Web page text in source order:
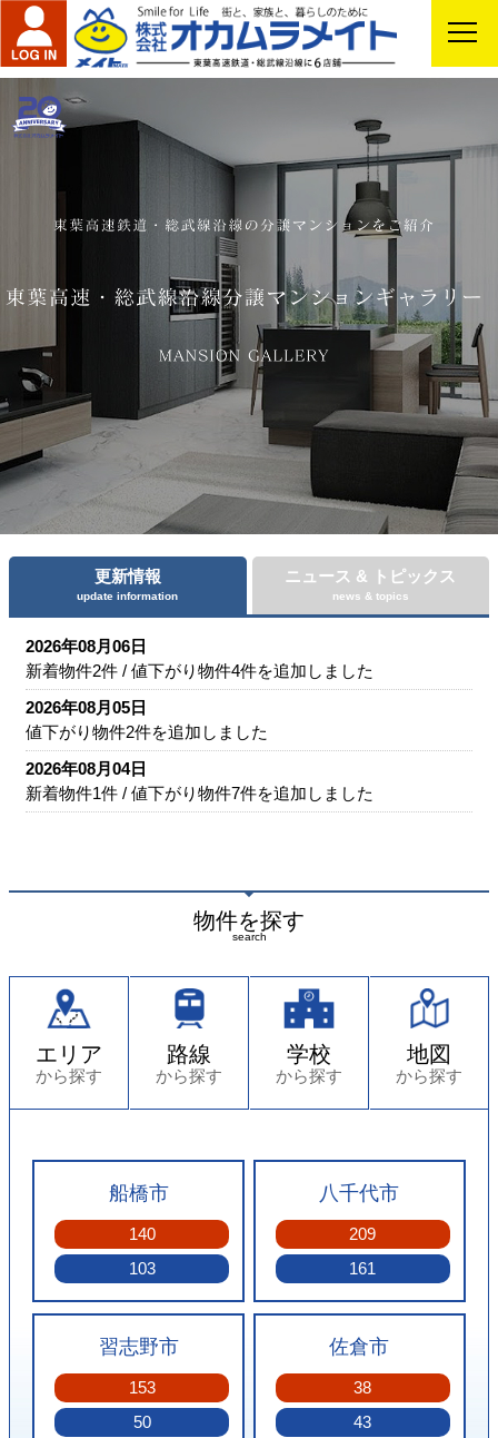
更新情報
update information
2026年08月06日
新着物件2件 / 値下がり物件4件を追加しました
2026年08月05日
値下がり物件2件を追加しました
2026年08月04日
新着物件1件 / 値下がり物件7件を追加しました
ニュース & トピックス
news & topics
8月1日配布の最新折込広告を掲載いたしました。
2026年06月05日
6月6日配布の最新折込広告を掲載いたしました。
物件を探す
search
エリア
から探す
路線
から探す
学校
から探す
地図
から探す
船橋市
140
103
八千代市
209
161
習志野市
153
50
佐倉市
38
43